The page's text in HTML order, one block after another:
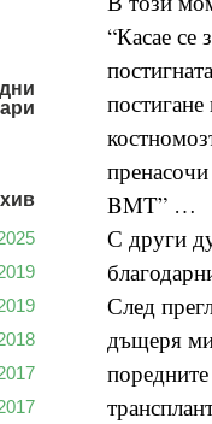
“Касае се
BMT” …
С други
След
дъщеря